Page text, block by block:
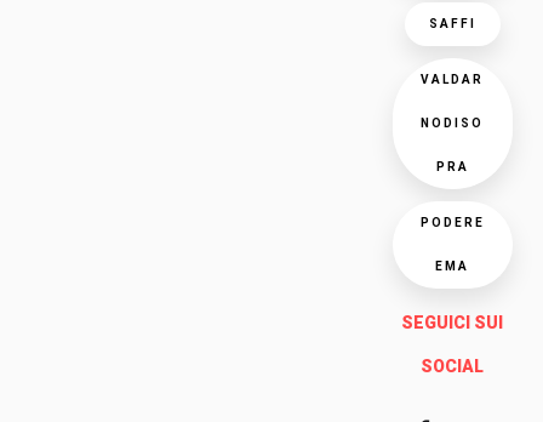
SAFFI
VALDAR
NODISO
PRA
PODERE
EMA
SEGUICI SUI
SOCIAL